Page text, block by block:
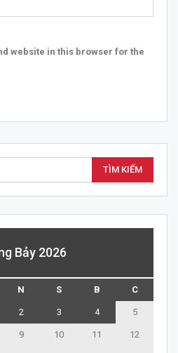
website in this browser for the
Bảy 2026
N S B C
2 3 4 5
9 10 11 12